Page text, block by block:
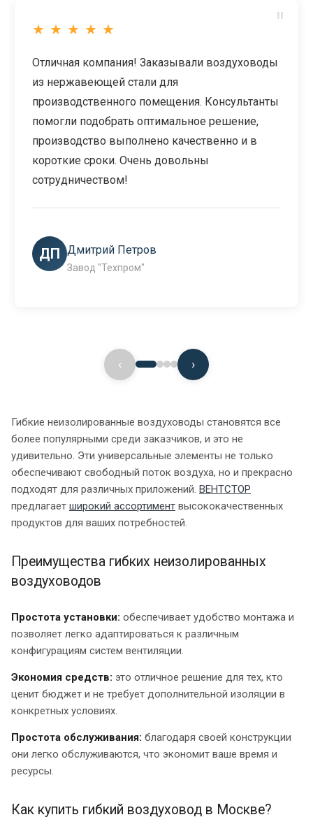
★ ★ ★ ★
Работаем с компанией ВЕНТСТОР уже более 3
лет. Качество продукции на высшем уровне,
сроки производства всегда соблюдаются.
Особенно ценим индивидуальный подход и
готовность выполнить нестандартные заказы.
Рекомендуем как надежного партнера!
ГК "СтройТехМонтаж"
‹ ›
Гибкие неизолированные воздуховоды становятся все
более популярными среди заказчиков, и это не
удивительно. Эти универсальные элементы не только
обеспечивают свободный поток воздуха, но и прекрасно
подходят для различных приложений. ВЕНТСТОР
предлагает широкий ассортимент высококачественных
продуктов для ваших потребностей.
Преимущества гибких неизолированных
воздуховодов
Простота установки: обеспечивает удобство монтажа и
позволяет легко адаптироваться к различным
конфигурациям систем вентиляции.
Экономия средств: это отличное решение для тех, кто
ценит бюджет и не требует дополнительной изоляции в
конкретных условиях.
Простота обслуживания: благодаря своей конструкции
они легко обслуживаются, что экономит ваше время и
ресурсы.
Как купить гибкий воздуховод в Москве?